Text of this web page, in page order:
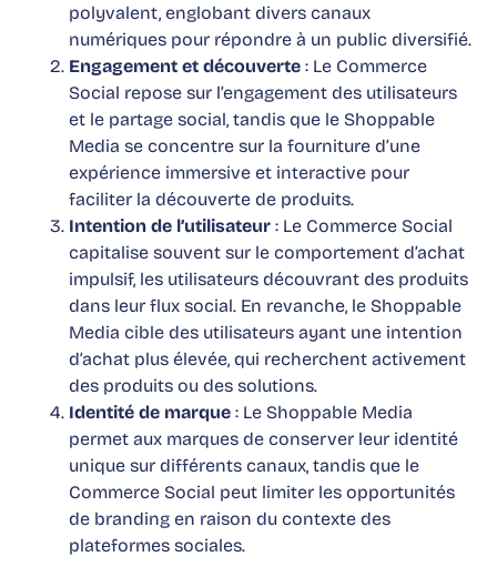
polyvalent, englobant divers canaux
numériques pour répondre à un public diversifié.
Engagement et découverte : Le Commerce
Social repose sur l’engagement des utilisateurs
et le partage social, tandis que le Shoppable
Media se concentre sur la fourniture d’une
expérience immersive et interactive pour
faciliter la découverte de produits.
Intention de l’utilisateur : Le Commerce Social
capitalise souvent sur le comportement d’achat
impulsif, les utilisateurs découvrant des produits
dans leur flux social. En revanche, le Shoppable
Media cible des utilisateurs ayant une intention
d’achat plus élevée, qui recherchent activement
des produits ou des solutions.
Identité de marque : Le Shoppable Media
permet aux marques de conserver leur identité
unique sur différents canaux, tandis que le
Commerce Social peut limiter les opportunités
de branding en raison du contexte des
plateformes sociales.